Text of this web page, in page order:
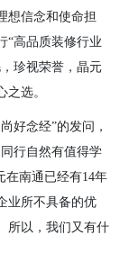
想信念和使命担
“高品质装修行业
珍视荣誉，晶元
选。
好念经”的发问，
行自然有值得学
在南通已经有14年
业所不具备的优
所以，我们又有什